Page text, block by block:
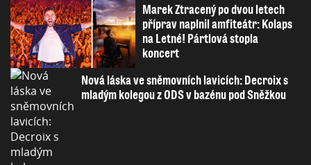
Marek Ztracený po dvou letech
příprav naplnil amfiteátr: Kolaps
na Letné! Pártlová stopla
koncert
Nová láska ve sněmovních lavicích: Decroix s
mladým kolegou z ODS v bazénu pod Sněžkou